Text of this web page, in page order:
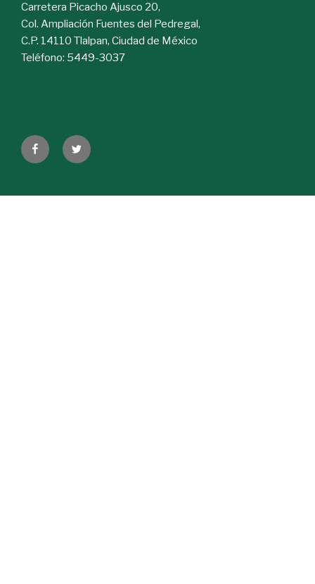
Carretera Picacho Ajusco 20,
Col. Ampliación Fuentes del Pedregal,
C.P. 14110 Tlalpan, Ciudad de México
Teléfono: 5449-3037
FacebookTwitter